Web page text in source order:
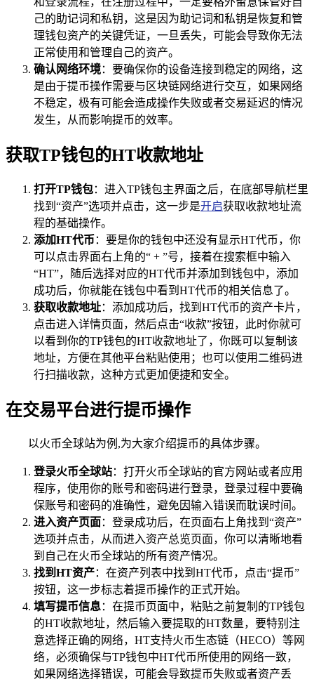
己的助记词和私钥，这是因为助记词和私钥是恢复和管
理钱包资产的关键凭证，一旦丢失，可能会导致你无法
正常使用和管理自己的资产。
确认网络环境：要确保你的设备连接到稳定的网络，这
是由于提币操作需要与区块链网络进行交互，如果网络
不稳定，极有可能会造成操作失败或者交易延迟的情况
发生，从而影响提币的效率。
获取TP钱包的HT收款地址
打开TP钱包：进入TP钱包主界面之后，在底部导航栏里
找到“资产”选项并点击，这一步是开启获取收款地址流
程的基础操作。
添加HT代币 ：要是你的钱包中还没有显示HT代币，你
可以点击界面右上角的“ + ”号，接着在搜索框中输入
“HT”，随后选择对应的HT代币并添加到钱包中，添加
成功后，你就能在钱包中看到HT代币的相关信息了。
获取收款地址：添加成功后，找到HT代币的资产卡片，
点击进入详情页面，然后点击“收款”按钮，此时你就可
以看到你的TP钱包的HT收款地址了，你既可以复制该
地址，方便在其他平台粘贴使用；也可以使用二维码进
行扫描收款，这种方式更加便捷和安全。
在交易平台进行提币操作
以火币全球站为例,为大家介绍提币的具体步骤。
登录火币全球站：打开火币全球站的官方网站或者应用
程序，使用你的账号和密码进行登录，登录过程中要确
保账号和密码的准确性，避免因输入错误而耽误时间。
进入资产页面：登录成功后，在页面右上角找到“资产”
选项并点击，从而进入资产总览页面，你可以清晰地看
到自己在火币全球站的所有资产情况。
找到HT资产：在资产列表中找到HT代币，点击“提币”
按钮，这一步标志着提币操作的正式开始。
填写提币信息：在提币页面中，粘贴之前复制的TP钱包
的HT收款地址，然后输入要提取的HT数量，要特别注
意选择正确的网络，HT支持火币生态链（HECO）等网
络，必须确保与TP钱包中HT代币所使用的网络一致，
如果网络选择错误，可能会导致提币失败或者资产丢